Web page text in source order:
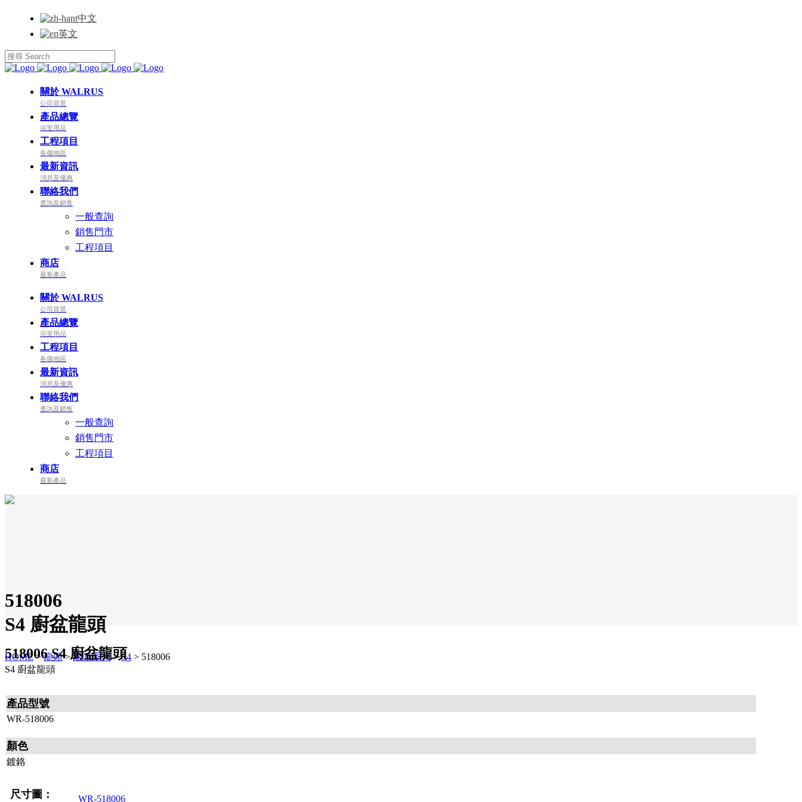
中文
英文
關於 WALRUS
公司背景
產品總覽
浴室用品
工程項目
各個地區
最新資訊
消息及優惠
聯絡我們
查詢及銷售
一般查詢
銷售門市
工程項目
商店
最新產品
關於 WALRUS
公司背景
產品總覽
浴室用品
工程項目
各個地區
最新資訊
消息及優惠
聯絡我們
查詢及銷售
一般查詢
銷售門市
工程項目
商店
最新產品
518006
S4 廚盆龍頭
HOME>龍頭>龍頭系列>S4 > 518006
S4 廚盆龍頭
518006 S4 廚盆龍頭
產品型號
WR-518006
顏色
鍍鉻
尺寸圖： WR-518006